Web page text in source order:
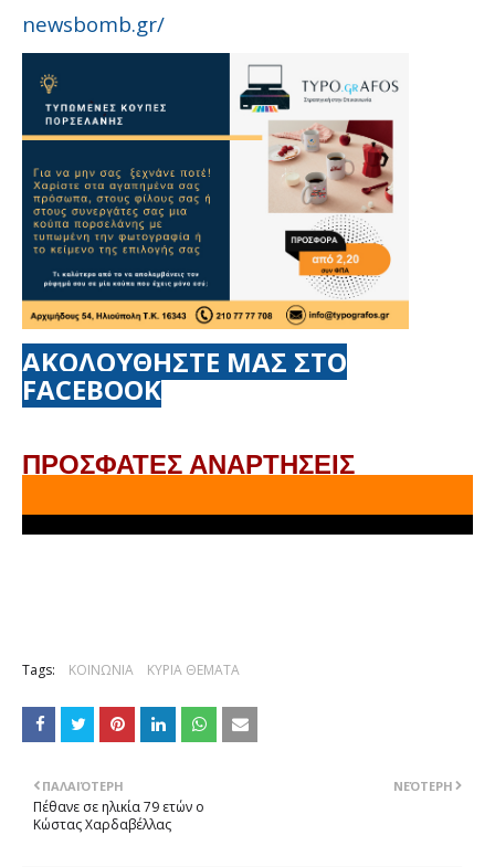
newsbomb.gr/
ΑΚΟΛΟΥΘΗΣΤΕ ΜΑΣ ΣΤΟ
FACEBOOK
ΠΡΟΣΦΑΤΕΣ ΑΝΑΡΤΗΣΕΙΣ
Tags: ΚΟΙΝΩΝΙΑ ΚΥΡΙΑ ΘΕΜΑΤΑ
ΝΕΌΤΕΡΗ
ΠΑΛΑΙΌΤΕΡΗ
Πέθανε σε ηλικία 79 ετών ο
Κώστας Χαρδαβέλλας